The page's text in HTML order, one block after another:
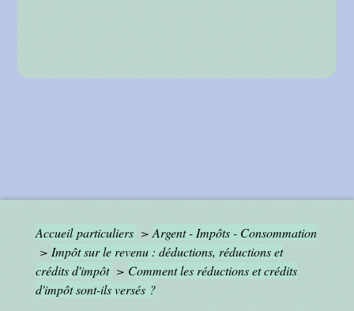
Accueil particuliers > Argent - Impôts - Consommation
> Impôt sur le revenu : déductions, réductions et
crédits d'impôt > Comment les réductions et crédits
d'impôt sont-ils versés ?